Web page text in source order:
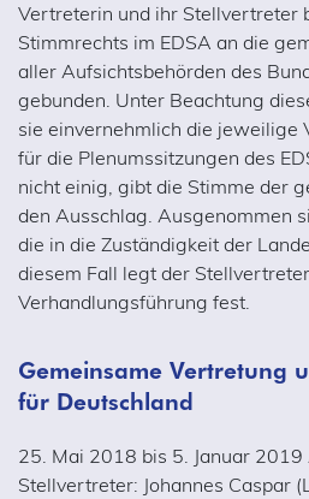
Vertreterin und ihr Stellvertreter
Stimmrechts im EDSA an die
aller Aufsichtsbehörden des
gebunden. Unter Beachtung
sie einvernehmlich die jeweilige
für die Plenumssitzungen des
nicht einig, gibt die Stimme der
den Ausschlag. Ausgenommen
die in die Zuständigkeit der
diesem Fall legt der
Verhandlungsführung fest.
Gemeinsame Vertretung
für Deutschland
25. Mai 2018 bis 5. Januar 2019
Stellvertreter: Johannes Caspar